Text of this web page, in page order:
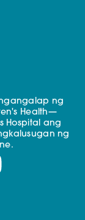
ng
Health—
Hospital ang
ng